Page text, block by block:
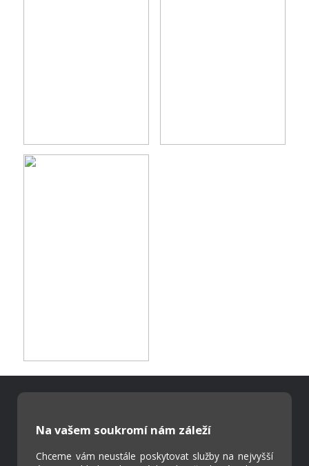
Na vašem soukromí nám záleží
Chceme vám neustále poskytovat služby na nejvyšší
Strava.cz